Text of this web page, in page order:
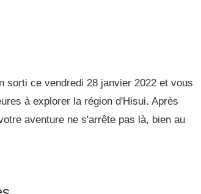
sorti ce vendredi 28 janvier 2022 et vous
à explorer la région d'Hisui. Après
aventure ne s'arrête pas là, bien au